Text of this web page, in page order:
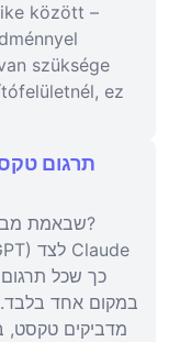
között –
szüksége
ez
מדביקים טקסט,